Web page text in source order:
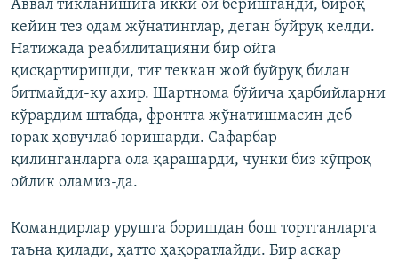
Аввал тикланишига икки ой беришганди, бироқ
кейин тез одам жўнатинглар, деган буйруқ келди.
Натижада реабилитацияни бир ойга
қисқартиришди, тиғ теккан жой буйруқ билан
битмайди-ку ахир. Шартнома бўйича ҳарбийларни
кўрардим штабда, фронтга жўнатишмасин деб
юрак ҳовучлаб юришарди. Сафарбар
қилинганларга ола қарашарди, чунки биз кўпроқ
ойлик оламиз-да.
Командирлар урушга боришдан бош тортганларга
таъна қилади, ҳатто ҳақоратлайди. Бир аскар